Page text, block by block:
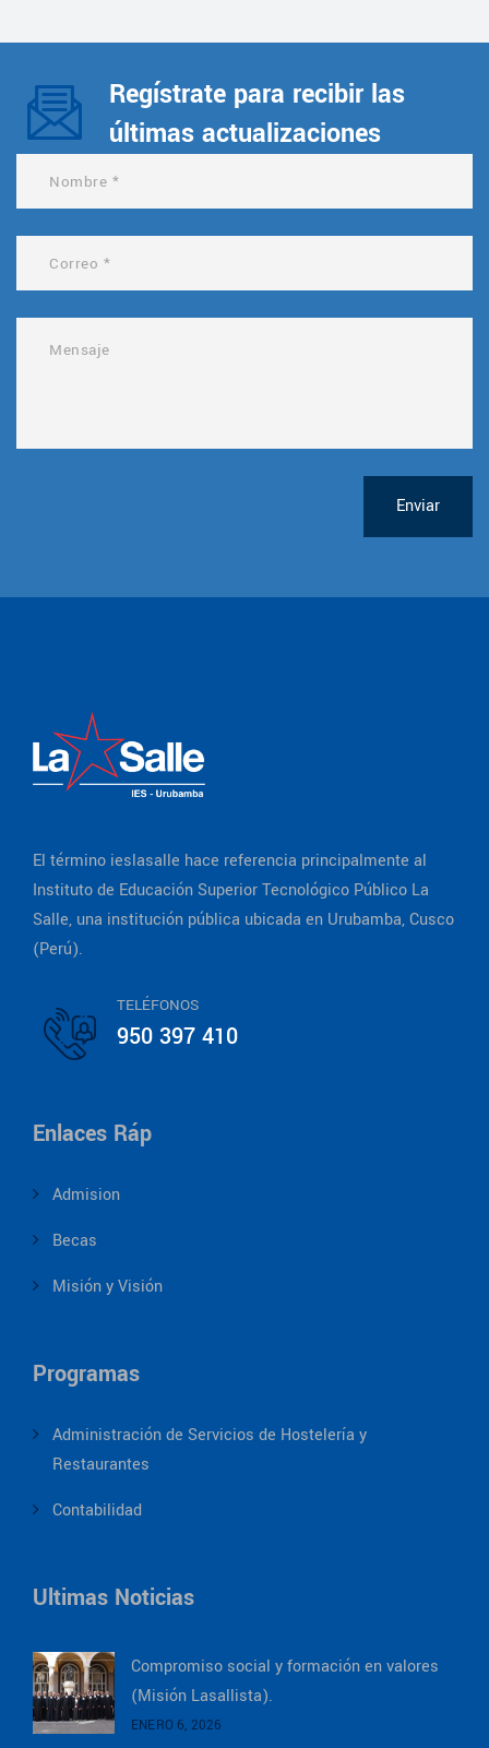
Regístrate para recibir las
últimas actualizaciones
Enviar
El término ieslasalle hace referencia principalmente al
Instituto de Educación Superior Tecnológico Público La
Salle, una institución pública ubicada en Urubamba, Cusco
(Perú).
TELÉFONOS
950 397 410
Enlaces Ráp
Admision
Becas
Misión y Visión
Programas
Administración de Servicios de Hostelería y
Restaurantes
Contabilidad
Ultimas Noticias
Compromiso social y formación en valores
(Misión Lasallista).
ENERO 6, 2026